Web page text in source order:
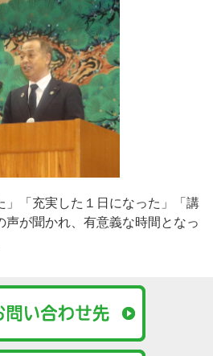
」「充実した１日になった」「講
声が聞かれ、有意義な時間となっ